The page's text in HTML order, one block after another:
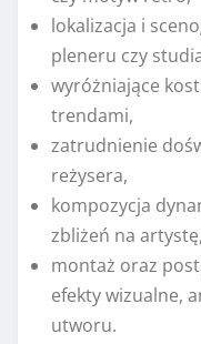
lokalizacja i
pleneru czy
wyróżniające
trendami,
zatrudnienie
reżysera,
kompozycja
zbliżeń na artystę,
montaż oraz
efekty wizualne,
utworu.